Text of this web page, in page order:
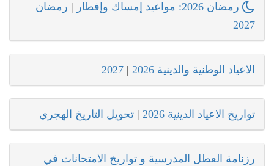
رمضان 2026: مواعيد إمساك وإفطار | رمضان
2027
الاعياد الوطنية والدينية 2026 |
2027
تواريخ الاعياد الدينية 2026 | تحويل التاريخ الهجري
رزنامة العطل المدرسية و تواريخ الامتحانات في